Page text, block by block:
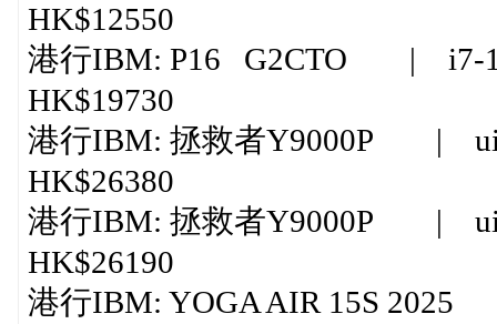
HK$12550
港行IBM: P16 G2CTO | i7-
HK$19730
港行IBM: 拯救者Y9000P |
HK$26380
港行IBM: 拯救者Y9000P |
HK$26190
港行IBM: YOGA AIR 15S